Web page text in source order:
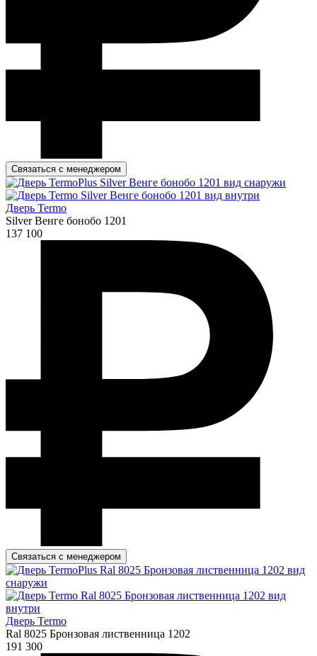
Связаться с менеджером
Дверь Termo
Silver Венге бонобо 1201
137 100
Связаться с менеджером
Дверь Termo
Ral 8025 Бронзовая лиственница 1202
191 300